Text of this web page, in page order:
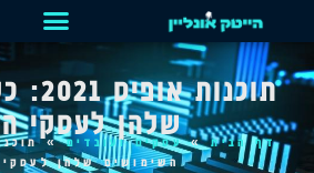
שלהן לעסקי
דף הבית»עסקים ועובדים»
השימושים שלהן לעסקי